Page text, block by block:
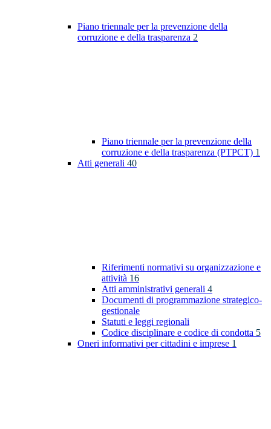
Piano triennale per la prevenzione della
corruzione e della trasparenza 2
Piano triennale per la prevenzione della
corruzione e della trasparenza (PTPCT) 1
Atti generali 40
Riferimenti normativi su organizzazione e
attività 16
Atti amministrativi generali 4
Documenti di programmazione strategico-
gestionale
Statuti e leggi regionali
Codice disciplinare e codice di condotta 5
Oneri informativi per cittadini e imprese 1